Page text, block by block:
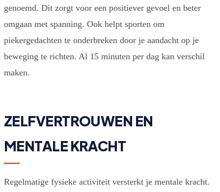
genoemd. Dit zorgt voor een positiever gevoel en beter
omgaan met spanning. Ook helpt sporten om
piekergedachten te onderbreken door je aandacht op je
beweging te richten. Al 15 minuten per dag kan verschil
maken.
ZELFVERTROUWEN EN
MENTALE KRACHT
Regelmatige fysieke activiteit versterkt je mentale kracht.